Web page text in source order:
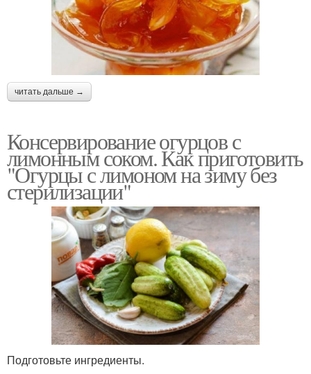
читать дальше →
Консервирование огурцов с
лимонным соком. Как приготовить
"Огурцы с лимоном на зиму без
стерилизации"
Подготовьте ингредиенты.